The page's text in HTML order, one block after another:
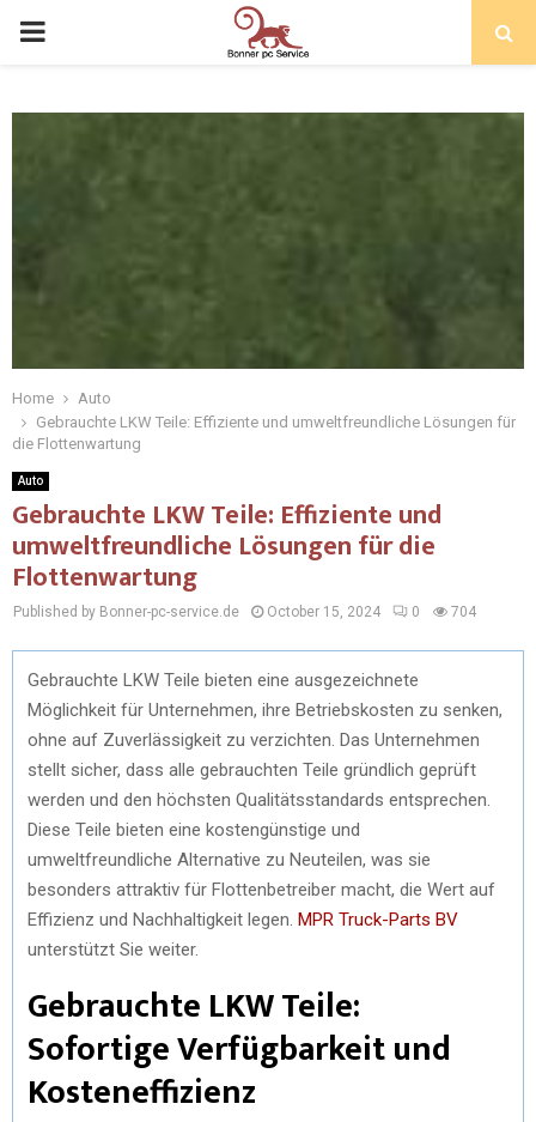
Home
Auto
Gebrauchte LKW Teile: Effiziente und umweltfreundliche Lösungen für
die Flottenwartung
Auto
Gebrauchte LKW Teile: Effiziente und
umweltfreundliche Lösungen für die
Flottenwartung
Published by Bonner-pc-service.de October 15, 2024 0 704
Gebrauchte LKW Teile bieten eine ausgezeichnete
Möglichkeit für Unternehmen, ihre Betriebskosten zu senken,
ohne auf Zuverlässigkeit zu verzichten. Das Unternehmen
stellt sicher, dass alle gebrauchten Teile gründlich geprüft
werden und den höchsten Qualitätsstandards entsprechen.
Diese Teile bieten eine kostengünstige und
umweltfreundliche Alternative zu Neuteilen, was sie
besonders attraktiv für Flottenbetreiber macht, die Wert auf
Effizienz und Nachhaltigkeit legen. MPR Truck-Parts BV
unterstützt Sie weiter.
Gebrauchte LKW Teile:
Sofortige Verfügbarkeit und
Kosteneffizienz